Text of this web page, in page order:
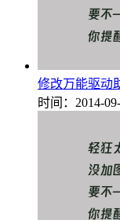
修改万能驱动
时间：2014-